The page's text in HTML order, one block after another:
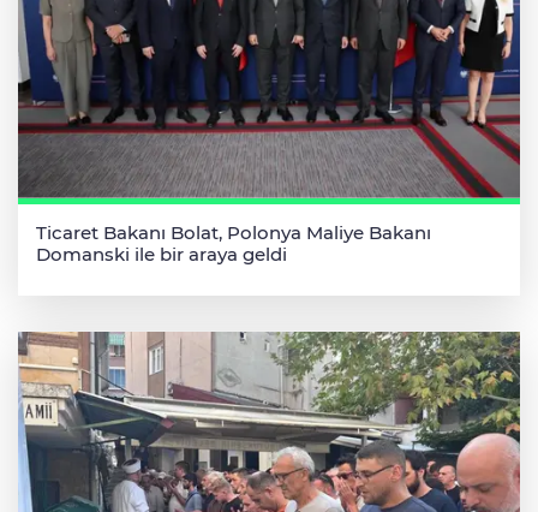
Ticaret Bakanı Bolat, Polonya Maliye Bakanı
Domanski ile bir araya geldi